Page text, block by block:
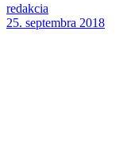
redakcia
25. septembra 2018